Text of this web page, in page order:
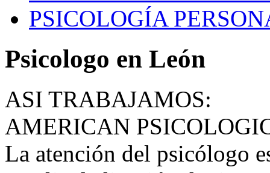
PSICOLOGÍA
Psicologo en León
ASI TRABAJAMOS:
AMERICAN
La atención del psicólogo